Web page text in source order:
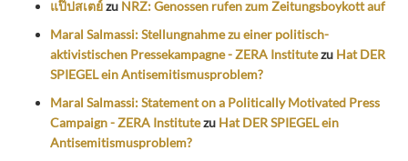
แป๊ปสเตย์zu NRZ: Genossen rufen zum Zeitungsboykott auf
Maral Salmassi: Stellungnahme zu einer politisch-
aktivistischen Pressekampagne - ZERA Institutezu Hat DER
SPIEGEL ein Antisemitismusproblem?
Maral Salmassi: Statement on a Politically Motivated Press
Campaign - ZERA Institutezu Hat DER SPIEGEL ein
Antisemitismusproblem?